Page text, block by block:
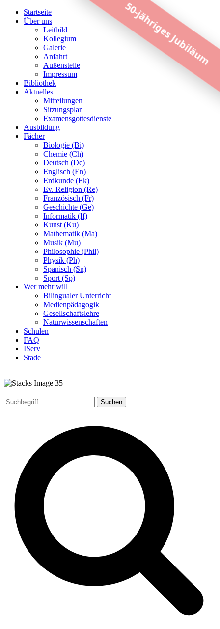
Startseite
Über uns
Leitbild
Kollegium
Galerie
Anfahrt
Außenstelle
Impressum
Bibliothek
Aktuelles
Mitteilungen
Sitzungsplan
Examensgottesdienste
Ausbildung
Fächer
Biologie (Bi)
Chemie (Ch)
Deutsch (De)
Englisch (En)
Erdkunde (Ek)
Ev. Religion (Re)
Französisch (Fr)
Geschichte (Ge)
Informatik (If)
Kunst (Ku)
Mathematik (Ma)
Musik (Mu)
Philosophie (Phil)
Physik (Ph)
Spanisch (Sn)
Sport (Sp)
Wer mehr will
Bilingualer Unterricht
Medienpädagogik
Gesellschaftslehre
Naturwissenschaften
Schulen
FAQ
IServ
Stade
50-jähriges Jubiläum
Suchen